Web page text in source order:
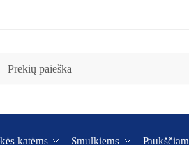
katėms Smulkiems